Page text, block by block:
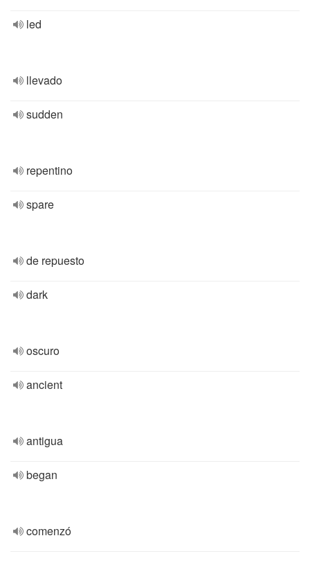
led
llevado
sudden
repentino
spare
de repuesto
dark
oscuro
ancient
antigua
began
comenzó